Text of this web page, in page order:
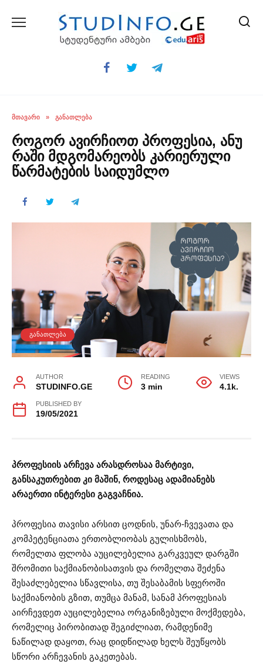
ᲛᲗᲐᲕᲐᲠᲘ » ᲒᲐᲜᲐᲗᲚᲔᲑᲐ
როგორ ავირჩიოთ პროფესია, ანუ
რაში მდგომარეობს კარიერული
წარმატების საიდუმლო
ᲒᲐᲜᲐᲗᲚᲔᲑᲐ
AUTHOR
STUDINFO.GE
READING
3 min
VIEWS
4.1k.
PUBLISHED BY
19/05/2021
პროფესიის არჩევა არასდროსაა მარტივი,
განსაკუთრებით კი მაშინ, როდესაც ადამიანებს
არაერთი ინტერესი გაგვაჩნია.
პროფესია თავისი არსით ცოდნის, უნარ-ჩვევათა და
კომპეტენციათა ერთობლიობას გულისხმობს,
რომელთა ფლობა აუცილებელია გარკვეულ დარგში
შრომითი საქმიანობისათვის და რომელთა შეძენა
შესაძლებელია სწავლისა, თუ შესაბამის სფეროში
საქმიანობის გზით, თუმცა მანამ, სანამ პროფესიას
აირჩევდეთ აუცილებელია ორგანიზებული მოქმედება,
რომელიც პირობითად შეგიძლიათ, რამდენიმე
ნაწილად დაყოთ, რაც დიდწილად ხელს შეუწყობს
სწორი არჩევანის გაკეთებას.